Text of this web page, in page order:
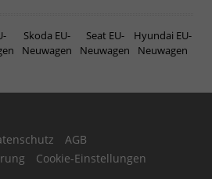
Skoda EU-
Neuwagen
Seat EU-
Neuwagen
Hyundai EU-
Neuwagen
AGB
Cookie-Einstellungen